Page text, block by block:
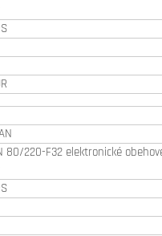
80/220-F32 elektronické